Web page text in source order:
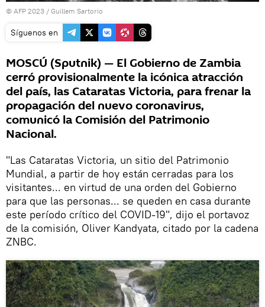
© AFP 2023 / Guillem Sartorio
Síguenos en
MOSCÚ (Sputnik) — El Gobierno de Zambia
cerró provisionalmente la icónica atracción
del país, las Cataratas Victoria, para frenar la
propagación del nuevo coronavirus,
comunicó la Comisión del Patrimonio
Nacional.
"Las Cataratas Victoria, un sitio del Patrimonio
Mundial, a partir de hoy están cerradas para los
visitantes... en virtud de una orden del Gobierno
para que las personas... se queden en casa durante
este período crítico del COVID-19", dijo el portavoz
de la comisión, Oliver Kandyata, citado por la cadena
ZNBC.